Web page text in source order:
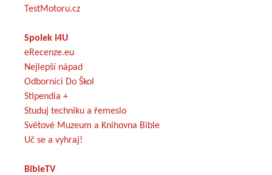
TestMotoru.cz
Spolek I4U
eRecenze.eu
Nejlepší nápad
Odborníci Do Škol
Stipendia +
Studuj techniku a řemeslo
Světové Muzeum a Knihovna Bible
Uč se a vyhraj!
BibleTV